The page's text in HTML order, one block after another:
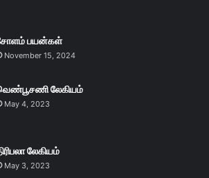
பயன்கள்
November 15, 2024
லேகியம்
May 4, 2023
லேகியம்
May 3, 2023